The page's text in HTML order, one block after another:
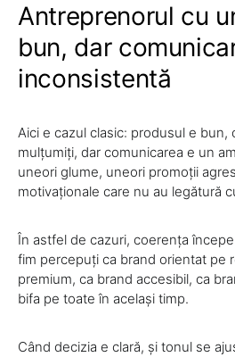
Antreprenorul cu
bun, dar
inconsistentă
Aici e cazul clasic: produsul e
mulțumiți, dar comunicarea e un
uneori glume, uneori promoții
motivaționale care nu au legătură
În astfel de cazuri, coerența
fim percepuți ca brand orientat pe
premium, ca brand accesibil, ca
bifa pe toate în același timp.
Când decizia e clară, și tonul se